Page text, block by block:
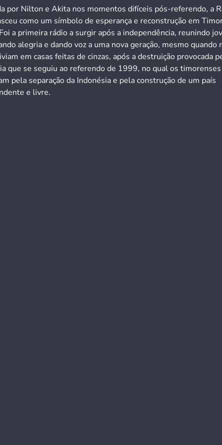
por Nilton e Akita nos momentos difíceis pós-referendo, a
como um símbolo de esperança e reconstrução em
a primeira rádio a surgir após a independência, reunindo
alegria e dando voz a uma nova geração, mesmo quando
em casas feitas de cinzas, após a destruição provocada
que se seguiu ao referendo de 1999, no qual os timorenses
pela separação da Indonésia e pela construção de um país
e livre.